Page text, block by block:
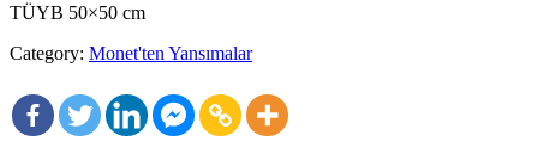
TÜYB 50×50 cm
Category: Monet'ten Yansımalar